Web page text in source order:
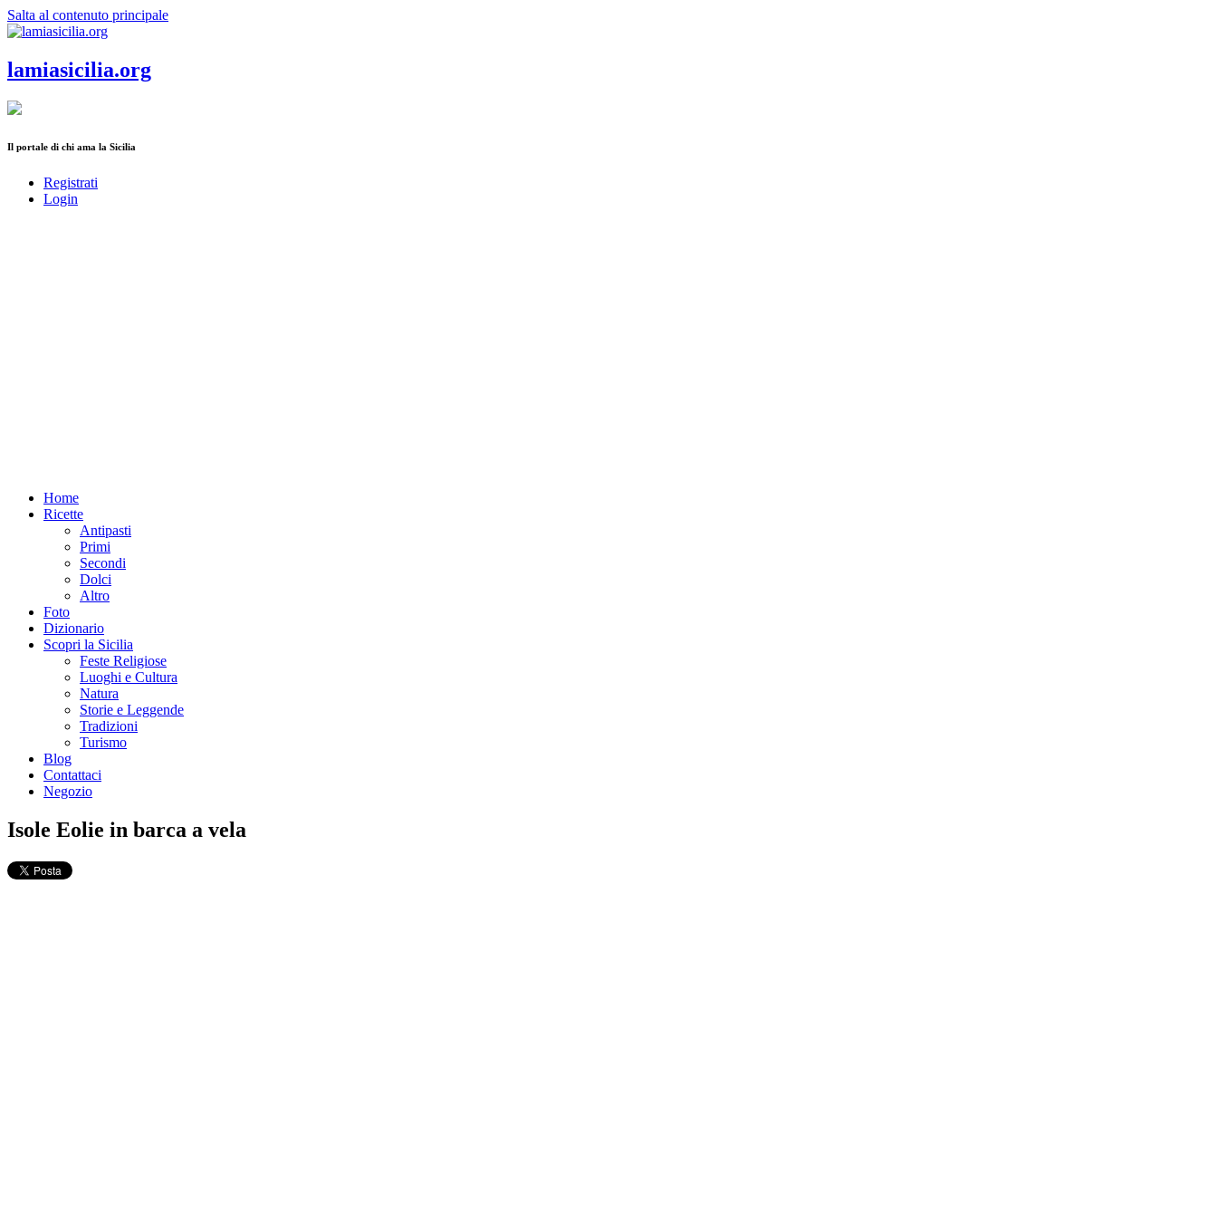
Salta al contenuto principale
lamiasicilia.org
Il portale di chi ama la Sicilia
Registrati
Login
Home
Ricette
Antipasti
Primi
Secondi
Dolci
Altro
Foto
Dizionario
Scopri la Sicilia
Feste Religiose
Luoghi e Cultura
Natura
Storie e Leggende
Tradizioni
Turismo
Blog
Contattaci
Negozio
Isole Eolie in barca a vela